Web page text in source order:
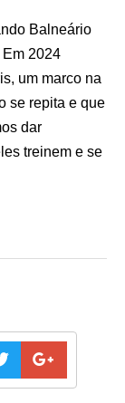
Balneário
2024
um marco na
se repita e que
dar
treinem e se